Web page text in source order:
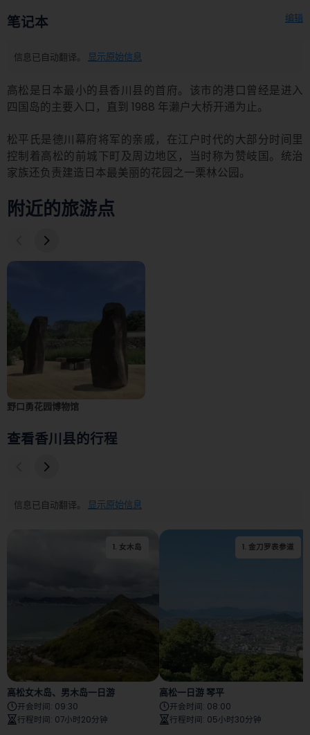
笔记本 编辑
信息已自动翻译。 显示原始信息
高松是日本最小的县香川县的首府。该市的港口曾经是进入
四国岛的主要入口，直到 1988 年濑户大桥开通为止。
松平氏是德川幕府将军的亲戚，在江户时代的大部分时间里
控制着高松的前城下町及周边地区，当时称为赞岐国。统治
家族还负责建造日本最美丽的花园之一栗林公园。
附近的旅游点
野口勇花园博物馆
查看香川县的行程
信息已自动翻译。 显示原始信息
1. 女木岛 2. 女木岛
高松女木岛、男木岛一日游
开会时间: 09:30
行程时间: 07小时20分钟
1. 金刀罗表参道
高松一日游 琴平
开会时间: 08:00
行程时间: 05小时30分钟